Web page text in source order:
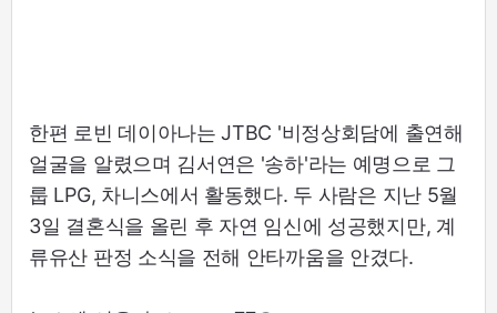
한편 로빈 데이아나는 JTBC '비정상회담에 출연해
얼굴을 알렸으며 김서연은 '송하'라는 예명으로 그
룹 LPG, 차니스에서 활동했다. 두 사람은 지난 5월
3일 결혼식을 올린 후 자연 임신에 성공했지만, 계
류유산 판정 소식을 전해 안타까움을 안겼다.